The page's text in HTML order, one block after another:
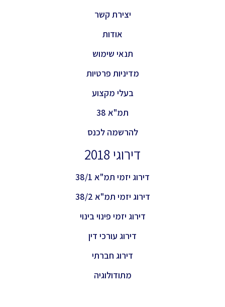
יצירת קשר
אודות
תנאי שימוש
מדיניות פרטיות
בעלי מקצוע
תמ"א 38
להרשמה לכנס
דירוגי 2018
דירוג יזמי תמ"א 38/1
דירוג יזמי תמ"א 38/2
דירוג יזמי פינוי בינוי
דירוג עורכי דין
דירוג חברתי
מתודולוגיה